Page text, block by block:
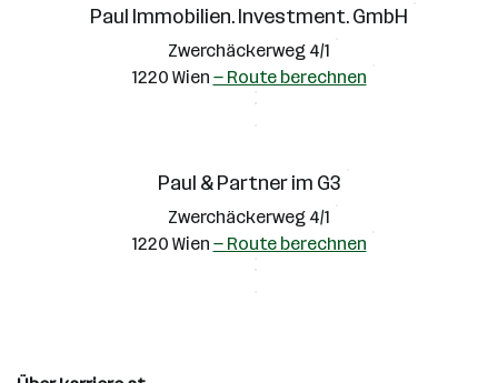
Paul Immobilien. Investment. GmbH
Zwerchäckerweg 4/1
1220 Wien — Route berechnen
Paul & Partner im G3
Zwerchäckerweg 4/1
1220 Wien — Route berechnen